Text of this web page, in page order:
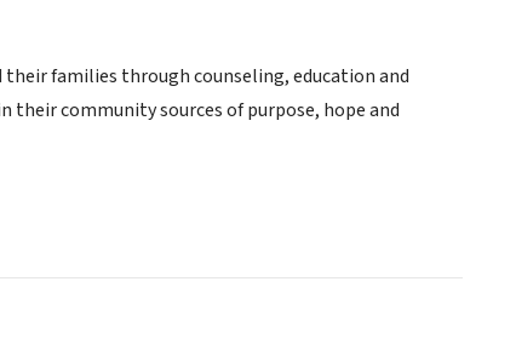
families through counseling, education and
their community sources of purpose, hope and